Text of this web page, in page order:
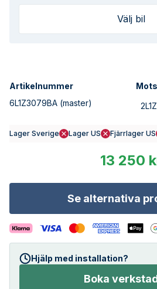
Välj bil
Artikelnummer
6L1Z3079BA (master)
Lager Sverige Lager US Fjärrlager US
13 250
Se alternativa
Hjälp med installation?
Boka